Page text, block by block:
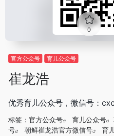
0
官方公众号 育儿公众号
崔龙浩
优秀育儿公众号，微信号：
标签： 官方公众号 育儿公众号
号
朝鲜崔龙浩官方微信号 育